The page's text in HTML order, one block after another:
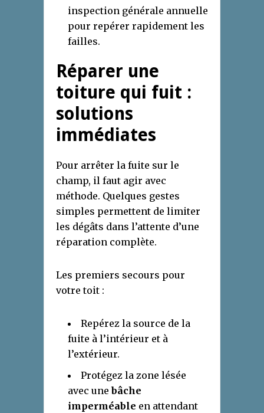
inspection générale annuelle
pour repérer rapidement les
failles.
Réparer une
toiture qui fuit :
solutions
immédiates
Pour arrêter la fuite sur le
champ, il faut agir avec
méthode. Quelques gestes
simples permettent de limiter
les dégâts dans l’attente d’une
réparation complète.
Les premiers secours pour
votre toit :
Repérez la source de la
fuite à l’intérieur et à
l’extérieur.
Protégez la zone lésée
avec unebâche
imperméable en attendant